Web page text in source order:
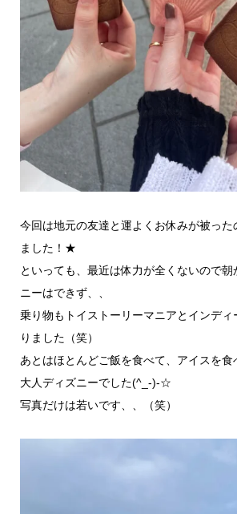
今回は地元の友達と運よくお休みが被った
ました！★
といっても、最近は体力が全くないので
ニーはできず、、
乗り物もトイストーリーマニアとインデ
りました（笑）
あとはほとんどご飯を食べて、アイスを
大人ディズニーでした(^_-)-☆
写真だけは若いです、、（笑）